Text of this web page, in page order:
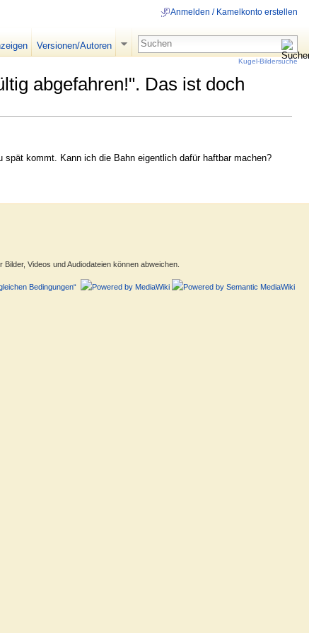
abgefahren!". Das ist doch
kommt. Kann ich die Bahn eigentlich dafür haftbar machen?
Anmelden / Kamelkonto erstellen
Versionen/Autoren
Kugel-Bildersuche
Videos und Audiodateien können abweichen.